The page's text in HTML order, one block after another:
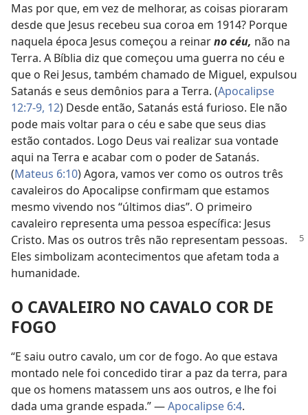
Mas por que, em vez de melhorar, as coisas pioraram
desde que Jesus recebeu sua coroa em 1914? Porque
naquela época Jesus começou a reinarno céu, não na
Terra. A Bíblia diz que começou uma guerra no céu e
que o Rei Jesus, também chamado de Miguel, expulsou
Satanás e seus demônios para a Terra. (Apocalipse
12:7-9, 12) Desde então, Satanás está furioso. Ele não
pode mais voltar para o céu e sabe que seus dias
estão contados. Logo Deus vai realizar sua vontade
aqui na Terra e acabar com o poder de Satanás.
(Mateus 6:10) Agora, vamos ver como os outros três
cavaleiros do Apocalipse confirmam que estamos
mesmo vivendo nos “últimos dias”. O primeiro
cavaleiro representa uma pessoa específica: Jesus
Cristo. Mas os outros três não representam pessoas.
Eles simbolizam acontecimentos que afetam toda a
humanidade.
O CAVALEIRO NO CAVALO COR DE
FOGO
“E saiu outro cavalo, um cor de fogo. Ao que estava
montado nele foi concedido tirar a paz da terra, para
que os homens matassem uns aos outros, e lhe foi
dada uma grande espada.” —Apocalipse 6:4.